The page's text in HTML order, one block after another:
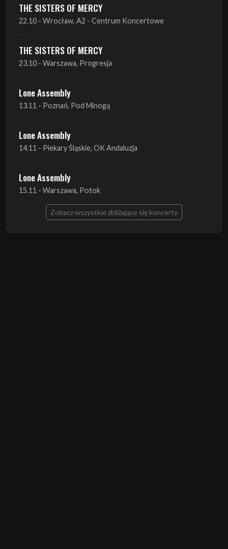
THE SISTERS OF MERCY
22.10 - Wrocław, A2 - Centrum Koncertowe
THE SISTERS OF MERCY
23.10 - Warszawa, Progresja
Lone Assembly
13.11 - Poznań, Pod Minogą
Lone Assembly
14.11 - Piekary Śląskie, OK Andaluzja
Lone Assembly
15.11 - Warszawa, Potok
Zobacz wszystkie zbliżające się koncerty